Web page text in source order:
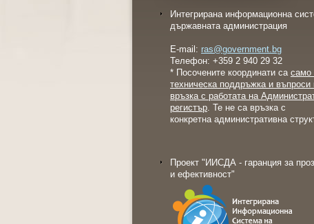
Интегрирана информационна
държавната администрация
E-mail: ras@government.bg
Телефон: +359 2 940 29 32
* Посочените координати са само
техническа поддръжка и въпроси
връзка с работата на
регистър. Те не са връзка с
конкретна административна
Проект "ИИСДА - гаранция за
и ефективност"